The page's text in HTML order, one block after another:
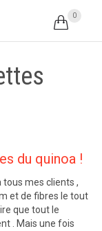
 0
du quinoa !
tous mes clients ,
et de fibres le tout
que tout le
. Mais une fois